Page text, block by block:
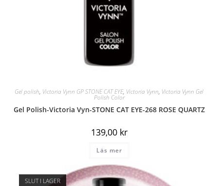
Gel polish, Victoria Vynn GP STONE CAT EYE, Victoria Vynn, Victoria Vynn Gel
Polish Color
Gel Polish-Victoria Vyn-STONE CAT EYE-268 ROSE QUARTZ
139,00 kr
Läs mer
SLUT I LAGER